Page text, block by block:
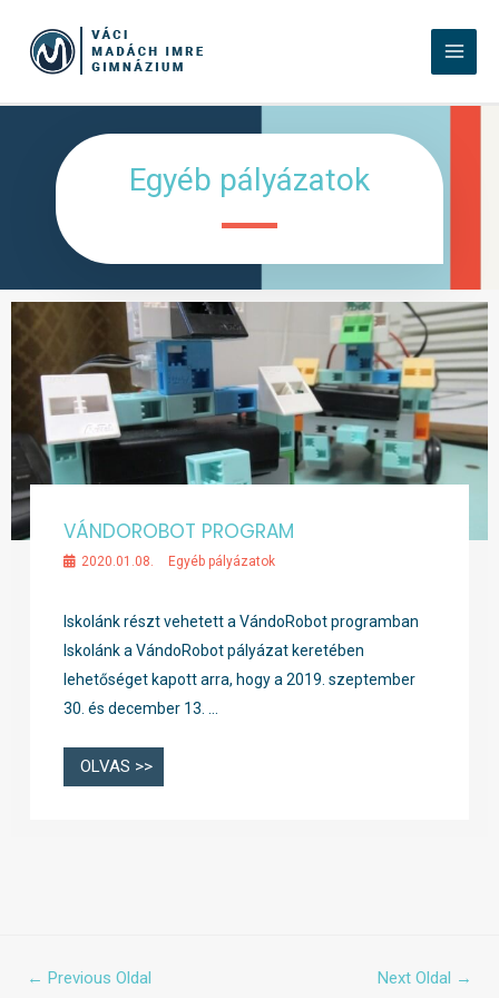
Egyéb pályázatok
VÁNDOROBOT PROGRAM
2020.01.08. Egyéb pályázatok
Iskolánk részt vehetett a VándoRobot programban
Iskolánk a VándoRobot pályázat keretében
lehetőséget kapott arra, hogy a 2019. szeptember
30. és december 13. …
OLVAS >>
← Previous Oldal Next Oldal →